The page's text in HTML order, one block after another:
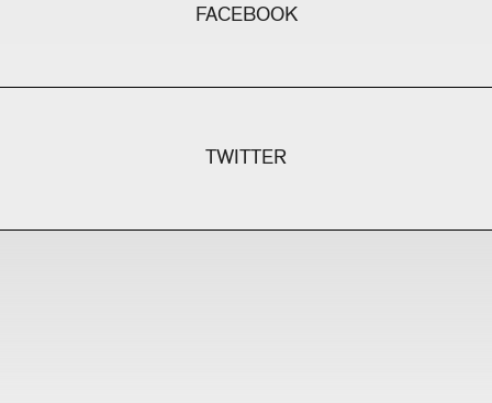
FACEBOOK
TWITTER